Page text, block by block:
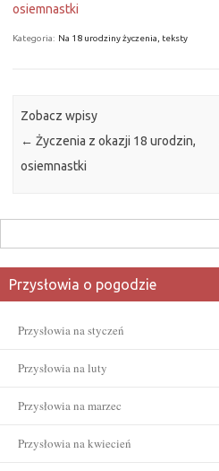
osiemnastki
Kategoria: Na 18 urodziny życzenia, teksty
Zobacz wpisy
← Życzenia z okazji 18 urodzin,
osiemnastki
Przysłowia o pogodzie
Przysłowia na styczeń
Przysłowia na luty
Przysłowia na marzec
Przysłowia na kwiecień